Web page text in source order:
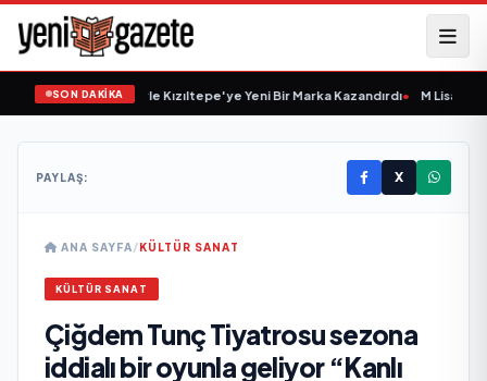
SON DAKİKA
Tecrübesiyle Kızıltepe'ye Yeni Bir Marka Kazandırdı• M Lisa ve Dolu
PAYLAŞ: X
ANA SAYFA/KÜLTÜR SANAT
KÜLTÜR SANAT
Çiğdem Tunç Tiyatrosu sezona
iddialı bir oyunla geliyor “Kanlı